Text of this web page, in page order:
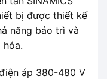
bị được thiết kế
năng bảo trì và
áp 380-480 V